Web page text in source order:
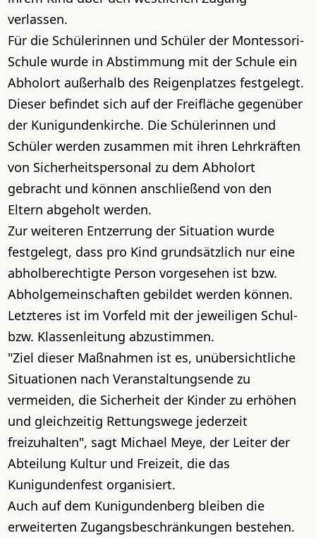
verlassen.
Für die Schülerinnen und Schüler der Montessori-
Schule wurde in Abstimmung mit der Schule ein
Abholort außerhalb des Reigenplatzes festgelegt.
Dieser befindet sich auf der Freifläche gegenüber
der Kunigundenkirche. Die Schülerinnen und
Schüler werden zusammen mit ihren Lehrkräften
von Sicherheitspersonal zu dem Abholort
gebracht und können anschließend von den
Eltern abgeholt werden.
Zur weiteren Entzerrung der Situation wurde
festgelegt, dass pro Kind grundsätzlich nur eine
abholberechtigte Person vorgesehen ist bzw.
Abholgemeinschaften gebildet werden können.
Letzteres ist im Vorfeld mit der jeweiligen Schul-
bzw. Klassenleitung abzustimmen.
"Ziel dieser Maßnahmen ist es, unübersichtliche
Situationen nach Veranstaltungsende zu
vermeiden, die Sicherheit der Kinder zu erhöhen
und gleichzeitig Rettungswege jederzeit
freizuhalten", sagt Michael Meye, der Leiter der
Abteilung Kultur und Freizeit, die das
Kunigundenfest organisiert.
Auch auf dem Kunigundenberg bleiben die
erweiterten Zugangsbeschränkungen bestehen.